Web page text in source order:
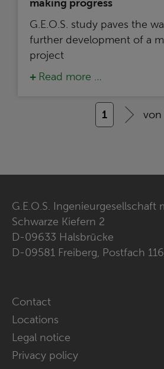
making progress
G.E.O.S. study paves the
further development of a
project
Read more …
1 von
G.E.O.S. Ingenieurgesellschaft
Schwarze Kiefern 2
D-09633 Halsbrücke
D-09581 Freiberg, Postfach
Skip
navigation
Contact
Locations
Legal notice
Privacy policy